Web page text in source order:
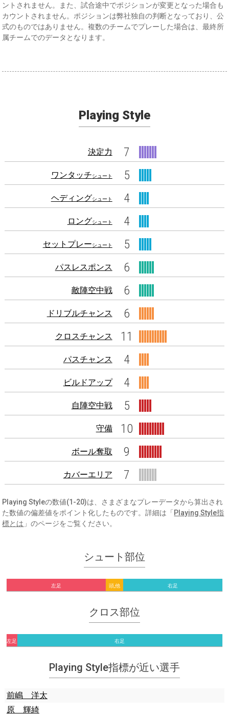
ントされません。また、試合途中でポジションが変更となった場合も
カウントされません。ポジションは弊社独自の判断となっており、公
式のものではありません。複数のチームでプレーした場合は、最終所
属チームでのデータとなります。
Playing Style
決定力 7
ワンタッチシュート 5
ヘディングシュート 4
ロングシュート 4
セットプレーシュート 5
パスレスポンス 6
敵陣空中戦 6
ドリブルチャンス 6
クロスチャンス 11
パスチャンス 4
ビルドアップ 4
自陣空中戦 5
守備 10
ボール奪取 9
カバーエリア 7
Playing Styleの数値(1-20)は、さまざまなプレーデータから算出され
た数値の偏差値をポイント化したものです。詳細は「 Playing Style指
標とは 」のページをご覧ください。
シュート部位
左足 頭,他 右足
クロス部位
左足 右足
Playing Style指標が近い選手
前嶋 洋太
原 輝綺